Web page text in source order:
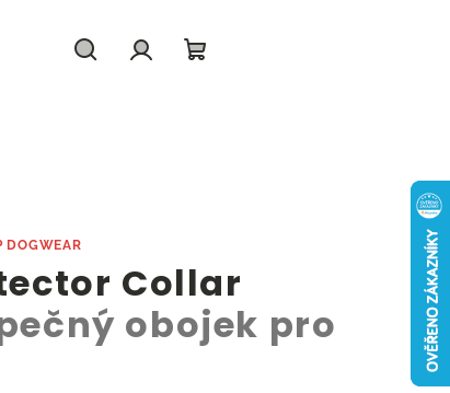
DOGWEAR
Collar
obojek pro